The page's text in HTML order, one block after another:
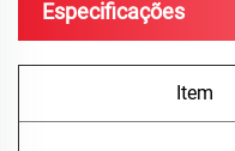
Especificações
Item